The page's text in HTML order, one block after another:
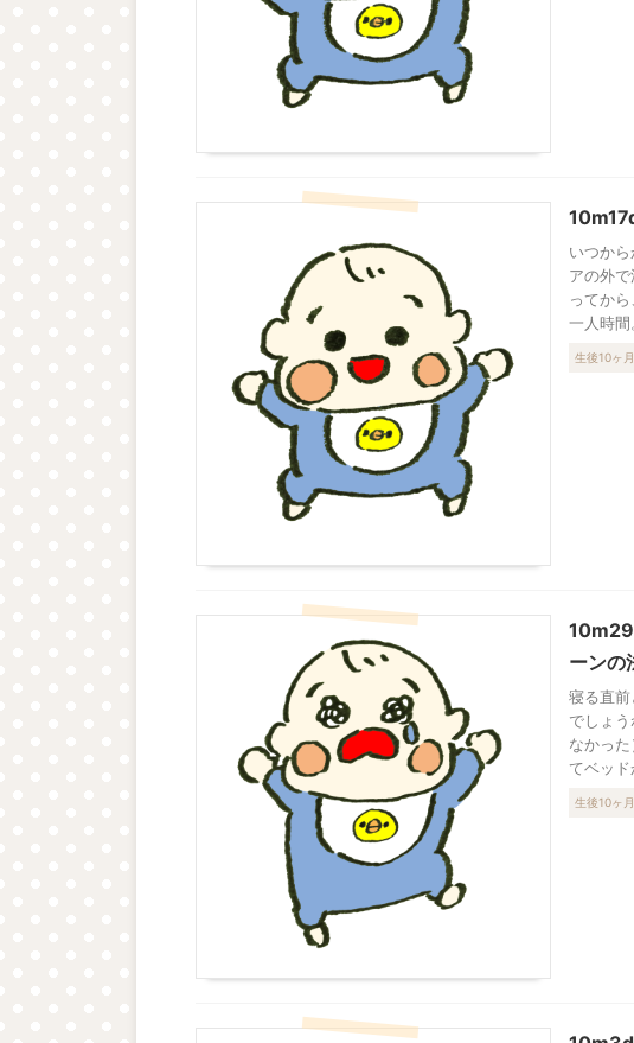
いつか
アの外
ってか
一人時
生後10ヶ月
ーンの
寝る直
でしょ
なかっ
てベッ
生後10ヶ月